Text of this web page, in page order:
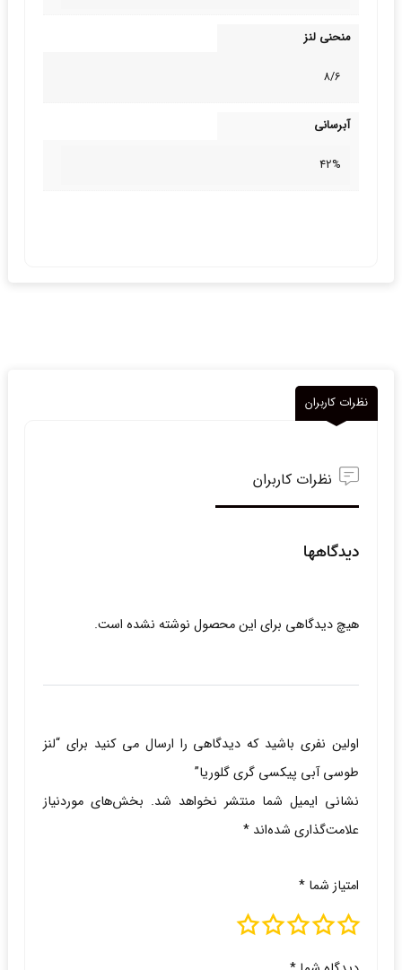
منحنی لنز
8/6
آبرسانی
42%
نظرات کاربران
نظرات کاربران
دیدگاهها
هیچ دیدگاهی برای این محصول نوشته نشده است.
اولین نفری باشید که دیدگاهی را ارسال می کنید برای “لنز
طوسی آبی پیکسی گری گلوریا”
نشانی ایمیل شما منتشر نخواهد شد. بخش‌های موردنیاز
علامت‌گذاری شده‌اند *
امتیاز شما *